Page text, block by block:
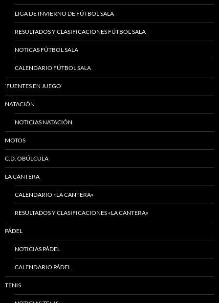
LIGA DE INVIERNO DE FÚTBOL SALA
RESULTADOS Y CLASIFICACIONES FÚTBOL SALA
NOTICAS FÚTBOL SALA
CALENDARIO FÚTBOL SALA
‘FUENTES EN JUEGO’
NATACIÓN
NOTICIAS NATACIÓN
MOTOS
C.D. OBÚLCULA
LA CANTERA
CALENDARIO «LA CANTERA»
RESULTADOS Y CLASIFICACIONES «LA CANTERA»
PÁDEL
NOTICIAS PÁDEL
CALENDARIO PÁDEL
TENIS